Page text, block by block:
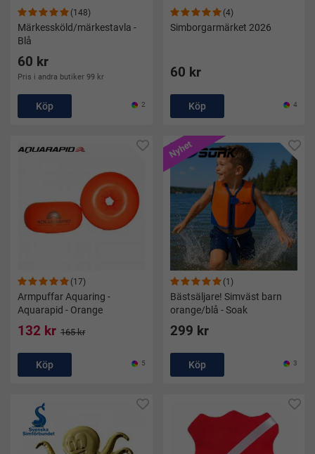
(148)
Märkessköld/märkestavla -
Blå
60 kr
Pris i andra butiker 99 kr
Köp 2
(4)
Simborgarmärket 2026
60 kr
Köp 4
(17)
Armpuffar Aquaring -
Aquarapid - Orange
132 kr 165 kr
Köp 5
(1)
Bästsäljare! Simväst barn
orange/blå - Soak
Nyhet
299 kr
Köp 3